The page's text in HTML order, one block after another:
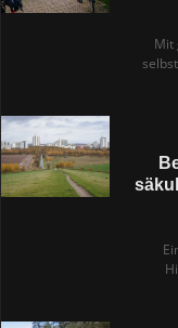
Mit